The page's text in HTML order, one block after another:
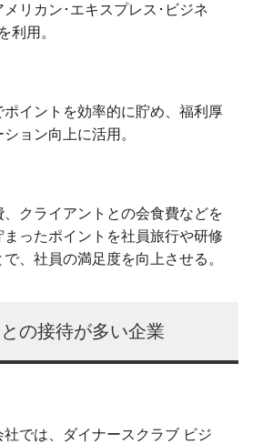
リカン･エキスプレス･ビジネ
利用。
イントを効率的に貯め、福利厚
ョン向上に活用。
クライアントとの会食費などを
ったポイントを社員旅行や研修
、社員の満足度を向上させる。
の接待が多い企業
では、ダイナースクラブ ビジ